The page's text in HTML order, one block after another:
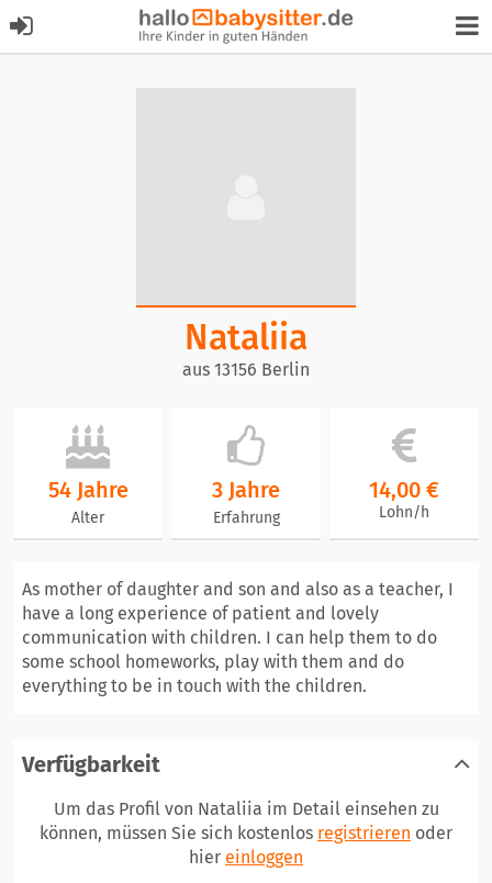
Nataliia
aus 13156 Berlin
54 Jahre
Alter
3 Jahre
Erfahrung
14,00 €
Lohn/h
As mother of daughter and son and also as a teacher, I
have a long experience of patient and lovely
communication with children. I can help them to do
some school homeworks, play with them and do
everything to be in touch with the children.
Verfügbarkeit
Um das Profil von Nataliia im Detail einsehen zu
können, müssen Sie sich kostenlos registrieren oder
hier einloggen